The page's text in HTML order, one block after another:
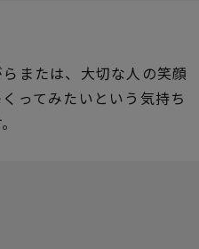
または、大切な人の笑顔
ってみたいという気持ち